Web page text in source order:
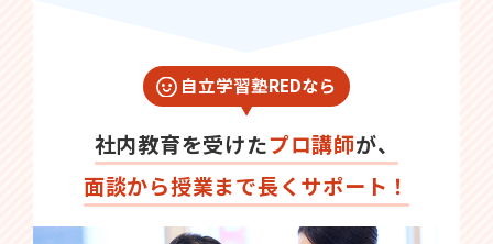
自立学習塾REDなら
社内教育を受けたプロ講師が、
面談から授業まで長くサポート！